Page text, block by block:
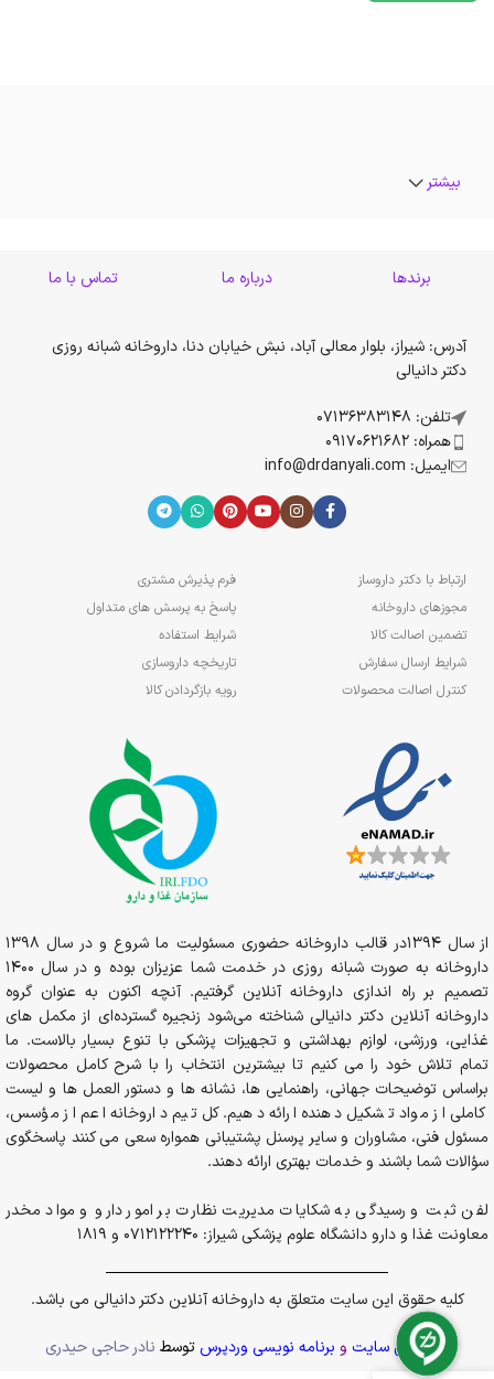
بیشتر
برندها درباره ما تماس با ما
آدرس: شیراز، بلوار معالی آباد، نبش خیابان دنا، داروخانه شبانه روزی
دکتر دانیالی
تلفن: 07136383148
همراه: 09170621682
ایمیل: info@drdanyali.com
ارتباط با دکتر داروساز
مجوزهای داروخانه
تضمین اصالت کالا
شرایط ارسال سفارش
کنترل اصالت محصولات
فرم پذیرش مشتری
پاسخ به پرسش های متداول
شرایط استفاده
تاریخچه داروسازی
رویه بازگردادن کالا
از سال 1394در قالب داروخانه حضوری مسئولیت ما شروع و در سال 1398
داروخانه به صورت شبانه روزی در خدمت شما عزیزان بوده و در سال 1400
تصمیم بر راه اندازی داروخانه آنلاین گرفتیم. آنچه اکنون به عنوان گروه
داروخانه آنلاین دکتر دانیالی شناخته می‌شود زنجیره گسترده‌ای از مکمل های
غذایی، ورزشی، لوازم بهداشتی و تجهیزات پزشکی با تنوع بسیار بالاست. ما
تمام تلاش خود را می کنیم تا بیشترین انتخاب را با شرح کامل محصولات
براساس توضیحات جهانی، راهنمایی ها، نشانه ها و دستور العمل ها و لیست
کاملی از مواد تشکیل دهنده ارائه دهیم. کل تیم داروخانه اعم از مؤسس،
مسئول فنی، مشاوران و سایر پرسنل پشتیبانی همواره سعی می کنند پاسخگوی
سؤالات شما باشند و خدمات بهتری ارائه دهند.
لفن ثبت و رسیدگی به شکایات مدیریت نظارت بر امور دارو و مواد مخدر
معاونت غذا و دارو دانشگاه علوم پزشکی شیراز: 0712122240 و 1819
کلیه حقوق این سایت متعلق به داروخانه آنلاین دکتر دانیالی می باشد.
پشتیبانی سایت و برنامه نویسی وردپرس توسط نادر حاجی حیدری